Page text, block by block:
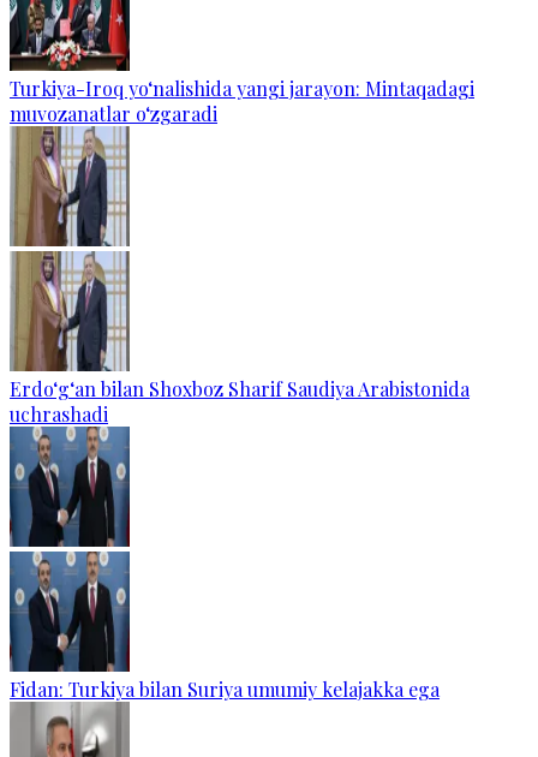
Turkiya-Iroq yo‘nalishida yangi jarayon: Mintaqadagi
muvozanatlar o‘zgaradi
Erdo‘g‘an bilan Shoxboz Sharif Saudiya Arabistonida
uchrashadi
Fidan: Turkiya bilan Suriya umumiy kelajakka ega